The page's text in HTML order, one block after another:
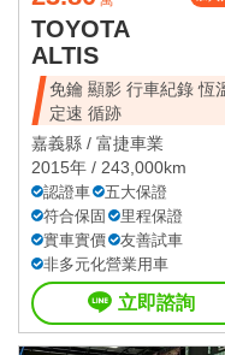
TOYOTA
ALTIS
免鑰 顯影 行車紀錄 恆
定速 循跡
嘉義縣 / 富捷車業
2015年 / 243,000km
認證車
五大保證
符合保固
里程保證
實車實價
友善試車
非多元化營業用車
立即諮詢